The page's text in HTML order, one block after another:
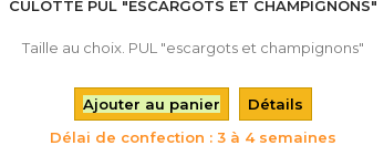
CULOTTE PUL "ESCARGOTS ET CHAMPIGNONS"
Taille au choix. PUL "escargots et champignons"
Ajouter au panier
Détails
Délai de confection : 3 à 4 semaines